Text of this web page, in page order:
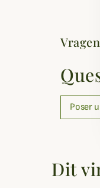
Vragen
Poser
Dit